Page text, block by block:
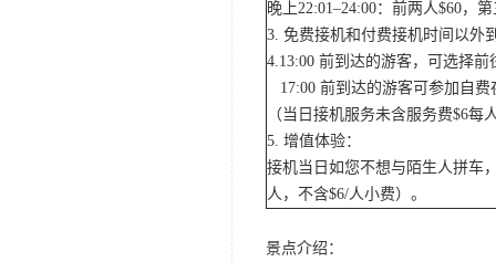
晚上22:01–24:00：前两人$60，
3. 免费接机和付费接机时间以外
4.13:00 前到达的游客，可选择
17:00 前到达的游客可参加自
（当日接机服务未含服务费$6每
5. 增值体验：
接机当日如您不想与陌生人拼车
人，不含$6/人小费）。
景点介绍：